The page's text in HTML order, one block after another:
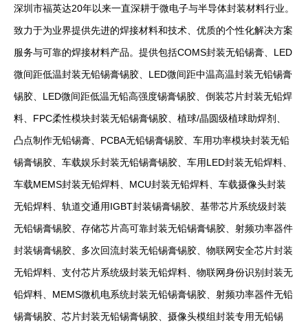
深圳市福英达20年以来一直深耕于微电子与半导体封装材料行业。
致力于为业界提供先进的焊接材料和技术、优质的个性化解决方案
服务与可靠的焊接材料产品。提供包括COMS封装无铅锡膏、LED
微间距低温封装无铅锡膏锡胶、LED微间距中温高温封装无铅锡膏
锡胶、LED微间距低温无铅高强度锡膏锡胶、倒装芯片封装无铅焊
料、FPC柔性模块封装无铅锡膏锡胶、植球/晶圆级植球助焊剂、
凸点制作无铅锡膏、PCBA无铅锡膏锡胶、车用功率模块封装无铅
锡膏锡胶、车载娱乐封装无铅锡膏锡胶、车用LED封装无铅焊料、
车载MEMS封装无铅焊料、MCU封装无铅焊料、车载摄像头封装
无铅焊料、轨道交通用IGBT封装锡膏锡胶、基带芯片系统级封装
无铅锡膏锡胶、存储芯片高可靠封装无铅锡膏锡胶、射频功率器件
封装锡膏锡胶、多次回流封装无铅锡膏锡胶、物联网安全芯片封装
无铅焊料、支付芯片系统级封装无铅焊料、物联网身份识别封装无
铅焊料、MEMS微机电系统封装无铅锡膏锡胶、射频功率器件无铅
锡膏锡胶、芯片封装无铅锡膏锡胶、摄像头模组封装专用无铅锡